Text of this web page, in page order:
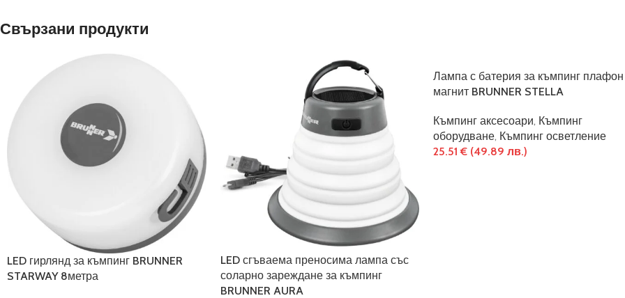
Свързани продукти
LED гирлянд за къмпинг BRUNNER
STARWAY 8метра
LED сгъваема преносима лампа със
соларно зареждане за къмпинг
BRUNNER AURA
Лампа с батерия за къмпинг плафон
магнит BRUNNER STELLA
Къмпинг аксесоари, Къмпинг
оборудване, Къмпинг осветление
25.51€ (49.89 лв.)